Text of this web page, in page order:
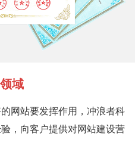
域
网站要发挥作用，冲浪者科
，向客户提供对网站建设营